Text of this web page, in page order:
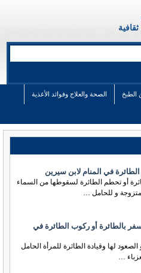
الطبخ الصحة والعلاج وفوائد الأغذية
في المنام لابن سيرين
أو تحطم الطائرة لسقوطها من السماء
و للحامل …
بالطائرة أو ركوب الطائرة في
لها وقيادة الطائرة للمرأة الحامل
…